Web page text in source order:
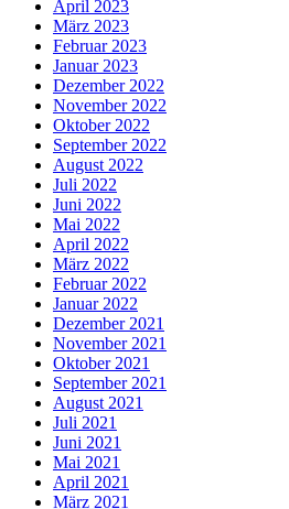
April 2023
März 2023
Februar 2023
Januar 2023
Dezember 2022
November 2022
Oktober 2022
September 2022
August 2022
Juli 2022
Juni 2022
Mai 2022
April 2022
März 2022
Februar 2022
Januar 2022
Dezember 2021
November 2021
Oktober 2021
September 2021
August 2021
Juli 2021
Juni 2021
Mai 2021
April 2021
März 2021